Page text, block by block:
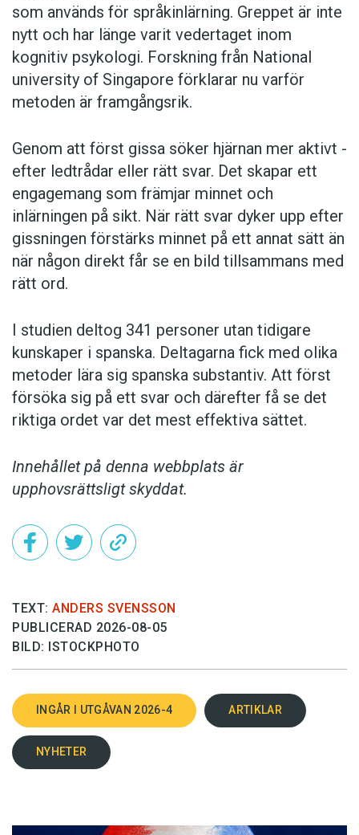
som används för språkinlärning. Greppet är inte
nytt och har länge varit vedertaget inom
kognitiv psykologi. Forskning från National
university of Singa­pore förklarar nu varför
metoden är framgångsrik.
Genom att först gissa ­söker hjärnan mer aktivt ­
efter ledtrådar eller rätt svar. Det skapar ett
engagemang som främjar minnet och
inlärningen på sikt. När rätt svar dyker upp efter
gissningen förstärks minnet på ett annat sätt än
när någon direkt får se en bild tillsammans med
rätt ord.
I studien deltog 341 personer utan tidigare
kunskaper i spanska. Deltagarna fick med olika
metoder lära sig spanska substantiv. Att först
försöka sig på ett svar och därefter få se det
riktiga ordet var det mest effektiva sättet.
Innehållet på denna webbplats är
upphovsrättsligt skyddat.
TEXT: ANDERS SVENSSON
PUBLICERAD 2026-08-05
BILD: ISTOCKPHOTO
INGÅR I UTGÅVAN 2026-4 ARTIKLAR
NYHETER